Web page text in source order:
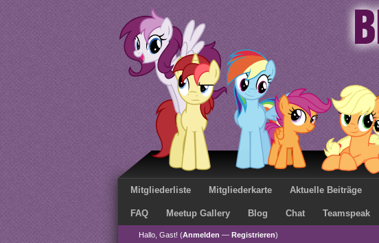
Mitgliederliste Mitgliederkarte Aktuelle Beiträge
FAQ Meetup Gallery Blog Chat Teamspeak
Hallo, Gast! (Anmelden — Registrieren)